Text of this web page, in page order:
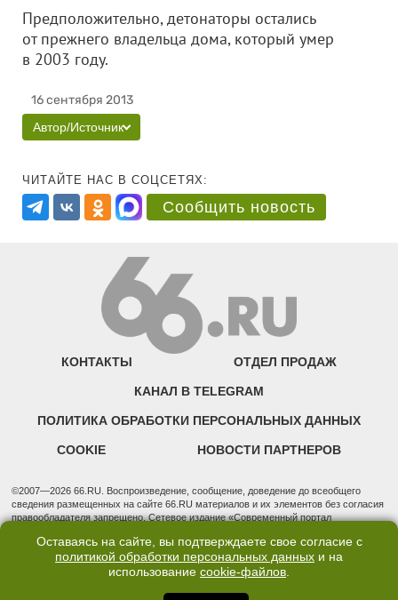
Предположительно, детонаторы остались
от прежнего владельца дома, который умер
в 2003 году.
16 сентября 2013
Автор/Источник
ЧИТАЙТЕ НАС В СОЦСЕТЯХ:
Сообщить новость
КОНТАКТЫ ОТДЕЛ ПРОДАЖ
КАНАЛ В TELEGRAM
ПОЛИТИКА ОБРАБОТКИ ПЕРСОНАЛЬНЫХ ДАННЫХ
COOKIE НОВОСТИ ПАРТНЕРОВ
©2007—2026 66.RU. Воспроизведение, сообщение, доведение до всеобщего
сведения размещенных на сайте 66.RU материалов и их элементов без согласия
правообладателя запрещено. Сетевое издание «Современный портал
надзору в сфере связи, информационных технологий и массовых коммуникаций
(Роскомнадзор). Регистрационный номер ЭЛ № ФС 77 - 76634 от 02.09.2019
Учредитель: Общество с ограниченной ответственностью "66.ру". Юридический
3, оф. 7015 Фактический адрес редакции и отдела продаж: 620014, Свердловская
Оставаясь на сайте, вы подтверждаете свое согласие с
политикой обработки персональных данных и на
использование cookie-файлов.